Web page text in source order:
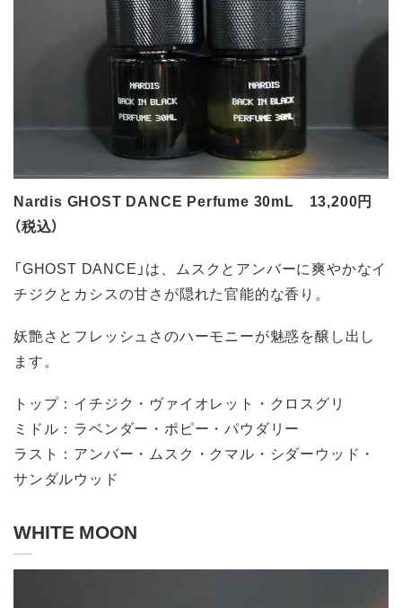
Nardis GHOST DANCE Perfume 30mL 13,200円
（税込）
「GHOST DANCE」は、ムスクとアンバーに爽やかなイ
チジクとカシスの甘さが隠れた官能的な香り。
妖艶さとフレッシュさのハーモニーが魅惑を醸し出し
ます。
トップ：イチジク・ヴァイオレット・クロスグリ
ミドル：ラベンダー・ポピー・パウダリー
ラスト：アンバー・ムスク・クマル・シダーウッド・
サンダルウッド
WHITE MOON